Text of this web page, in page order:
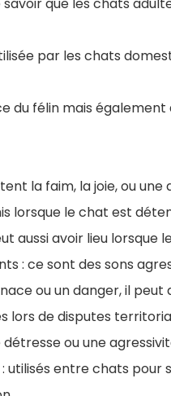
par les chats
du félin mais
la faim, la joie, ou
lorsque le chat est
aussi avoir lieu lorsque
: ce sont des sons
ou un danger, il peut
lors de disputes
ou une
: utilisés entre chats pour